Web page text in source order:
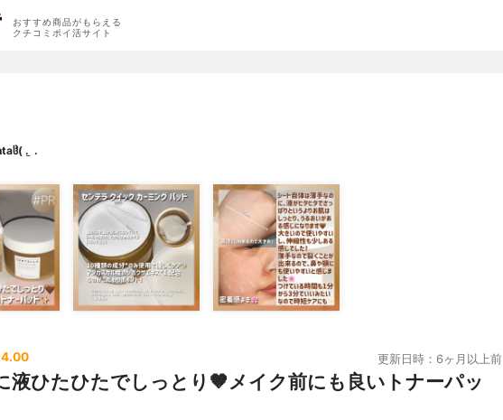
おすすめ商品がもらえる
クチコミポイ活サイト
. ̫ .
4.00 更新日時：6ヶ月以上前
液ひたひたでしっとり🤎メイク前にも良いトナーパッ